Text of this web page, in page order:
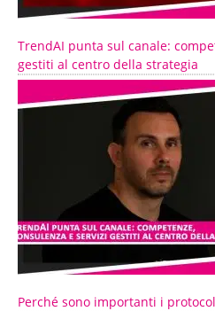
TrendAI punta sul canale:
gestiti al centro della strategia
Perché sono importanti i